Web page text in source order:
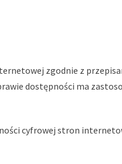
zgodnie z
dostępności ma
cyfrowej stron